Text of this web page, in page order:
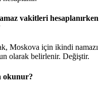
vakitleri
Moskova için ikindi
olarak belirlenir. Değiştir.
okunur?